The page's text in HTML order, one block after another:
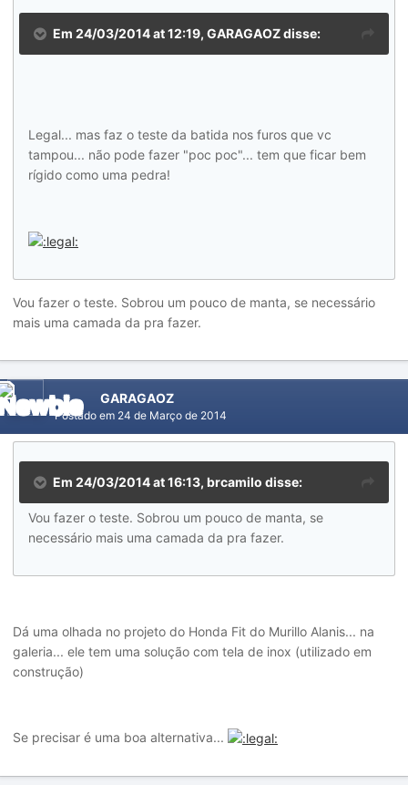
Em 24/03/2014 at 12:19, GARAGAOZ disse:
Legal... mas faz o teste da batida nos furos que vc
tampou... não pode fazer "poc poc"... tem que ficar bem
rígido como uma pedra!
Vou fazer o teste. Sobrou um pouco de manta, se necessário
mais uma camada da pra fazer.
GARAGAOZ
Postado em 24 de Março de 2014
Em 24/03/2014 at 16:13, brcamilo disse:
Vou fazer o teste. Sobrou um pouco de manta, se
necessário mais uma camada da pra fazer.
Dá uma olhada no projeto do Honda Fit do Murillo Alanis... na
galeria... ele tem uma solução com tela de inox (utilizado em
construção)
Se precisar é uma boa alternativa...